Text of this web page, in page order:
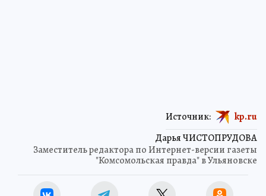
Дарья ЧИСТОПРУДОВА
Заместитель редактора по Интернет-версии газеты
"Комсомольская правда" в Ульяновске
Источник: kp.ru